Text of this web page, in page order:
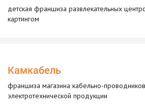
детская франшиза развлекательных
картингом
Камкабель
франшиза магазина кабельно-
электротехнической продукции